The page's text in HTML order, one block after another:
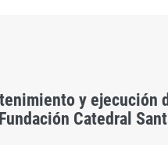
y
Catedral